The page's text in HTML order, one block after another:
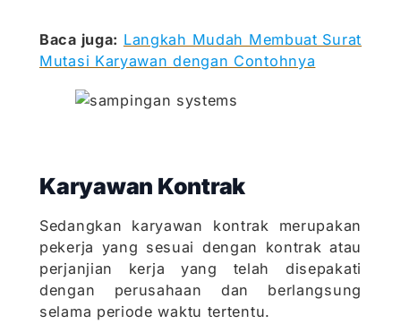
Baca juga: Langkah Mudah Membuat Surat
Mutasi Karyawan dengan Contohnya
Karyawan Kontrak
Sedangkan karyawan kontrak merupakan
pekerja yang sesuai dengan kontrak atau
perjanjian kerja yang telah disepakati
dengan perusahaan dan berlangsung
selama periode waktu tertentu.